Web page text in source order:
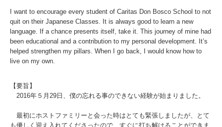
I want to encourage every student of Caritas Don Bosco School to not
quit on their Japanese Classes. It is always good to learn a new
language. If a chance presents itself, take it. This journey of mine had
been educational and a contribution to my personal development. It’s
helped strengthen my pillars. When I go back, I would know how to
live on my own.
【要旨】
2016年５月29日、僕の忘れる事のできない経験が始まりました。
最初にホストファミリーと会った時はとても緊張しましたが、とて
も優しく迎え入れてくださったので、すぐに打ち解けることができま